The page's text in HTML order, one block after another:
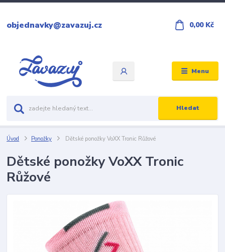
Menu
Hledat
objednavky@zavazuj.cz 0,00 Kč
Úvod Ponožky Dětské ponožky VoXX Tronic Růžové
Dětské ponožky VoXX Tronic
Růžové